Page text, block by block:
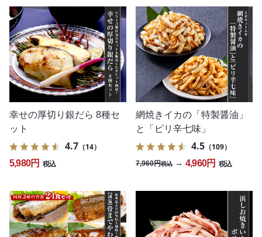
幸せの厚切り銀だら 8種セ
ット
4.7 （14）
5,980円 税込
網焼きイカの「特製醤油」
と「ピリ辛七味」
4.5 （109）
7,960円税込 → 4,960円 税込